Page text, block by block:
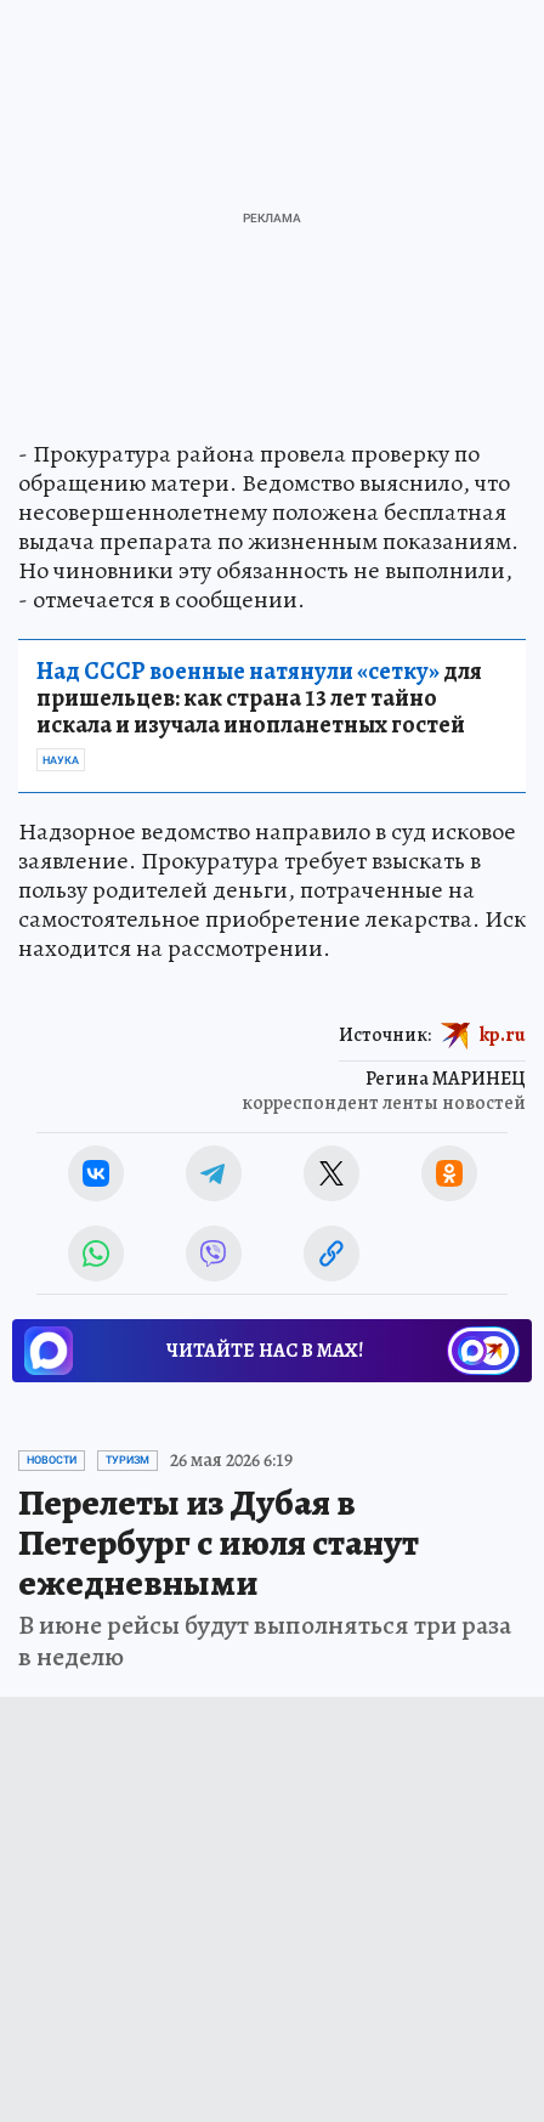
- Прокуратура района провела проверку по
обращению матери. Ведомство выяснило, что
несовершеннолетнему положена бесплатная
выдача препарата по жизненным показаниям.
Но чиновники эту обязанность не выполнили,
- отмечается в сообщении.
Над СССР военные натянули «сетку»для
пришельцев: как страна 13 лет тайно
искала и изучала инопланетных гостей
НАУКА
Надзорное ведомство направило в суд исковое
заявление. Прокуратура требует взыскать в
пользу родителей деньги, потраченные на
самостоятельное приобретение лекарства. Иск
находится на рассмотрении.
Регина МАРИНЕЦ
корреспондент ленты новостей
Источник: kp.ru
ЧИТАЙТЕ НАС В МАХ!
НОВОСТИ ТУРИЗМ 26 мая 2026 6:19
Перелеты из Дубая в
Петербург с июля станут
ежедневными
В июне рейсы будут выполняться три раза
в неделю